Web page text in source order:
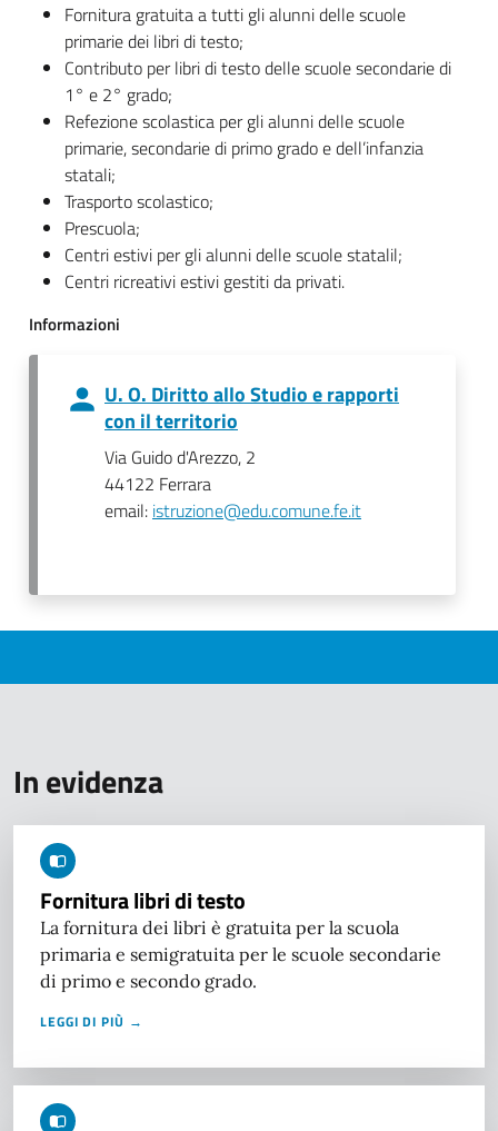
Fornitura gratuita a tutti gli alunni delle scuole
primarie dei libri di testo;
Contributo per libri di testo delle scuole secondarie di
1° e 2° grado;
Refezione scolastica per gli alunni delle scuole
primarie, secondarie di primo grado e dell’infanzia
statali;
Trasporto scolastico;
Prescuola;
Centri estivi per gli alunni delle scuole statalil;
Centri ricreativi estivi gestiti da privati.
Informazioni
U. O. Diritto allo Studio e rapporti
con il territorio
Via Guido d'Arezzo, 2
44122 Ferrara
email: istruzione@edu.comune.fe.it
In evidenza
Fornitura libri di testo
La fornitura dei libri è gratuita per la scuola
primaria e semigratuita per le scuole secondarie
di primo e secondo grado.
LEGGI DI PIÙ →